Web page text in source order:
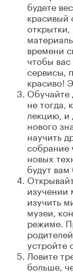
будете
красивый
времени
чтобы
сервисы,
красиво!
Обучайте
не тогда,
лекцию, и
нового
научить
собрание
новых
будут вам
изучении
изучить
музеи,
режиме.
устройте
Ловите
больше,